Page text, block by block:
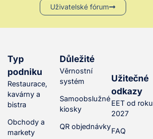
Uživatelské fórum
Typ
podniku
Restaurace,
kavárny a
bistra
Obchody a
markety
Důležité
Věrnostní
systém
Samoobslužné
kiosky
QR objednávky
Užitečné
odkazy
EET od roku
2027
FAQ